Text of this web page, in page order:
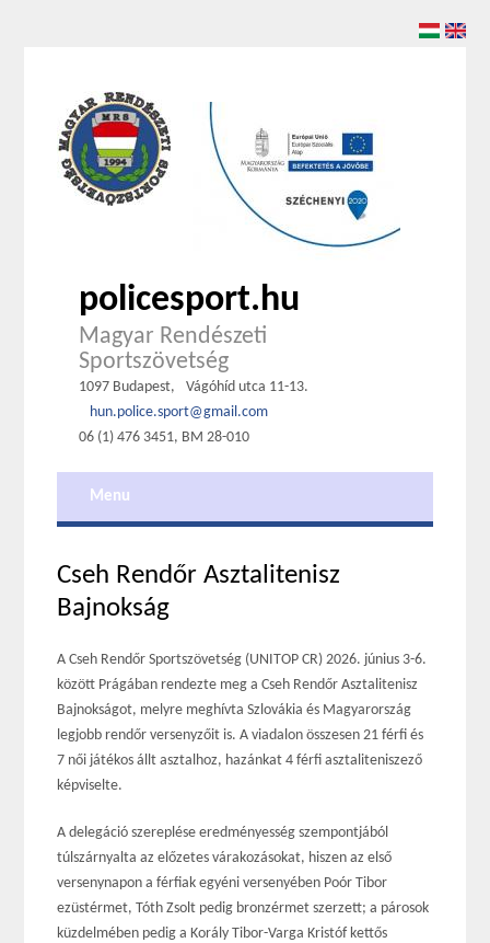
policesport.hu
Magyar Rendészeti
Sportszövetség
1097 Budapest,
Vágóhíd utca 11-13.
hun.police.sport@gmail.com
06 (1) 476 3451, BM 28-010
Menu
Cseh Rendőr Asztalitenisz
Bajnokság
A Cseh Rendőr Sportszövetség (UNITOP CR) 2026. június 3-6.
között Prágában rendezte meg a Cseh Rendőr Asztalitenisz
Bajnokságot, melyre meghívta Szlovákia és Magyarország
legjobb rendőr versenyzőit is. A viadalon összesen 21 férfi és
7 női játékos állt asztalhoz, hazánkat 4 férfi asztaliteniszező
képviselte.
A delegáció szereplése eredményesség szempontjából
túlszárnyalta az előzetes várakozásokat, hiszen az első
versenynapon a férfiak egyéni versenyében Poór Tibor
ezüstérmet, Tóth Zsolt pedig bronzérmet szerzett; a párosok
küzdelmében pedig a Korály Tibor-Varga Kristóf kettős